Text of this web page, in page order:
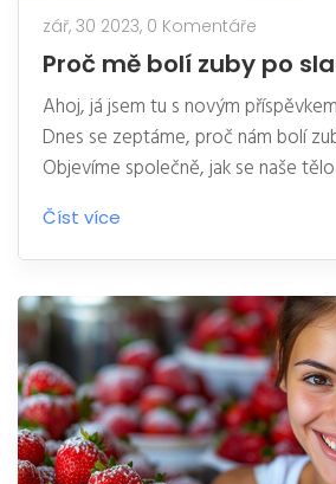
zář, 30 2023, 0 Komentáře
Proč mě bolí zuby po
Ahoj, já jsem tu s novým
Dnes se zeptáme, proč nám bolí
Objevíme společně, jak se naše
sladkosti a jak můžeme předcházet
Poznejte s námi více o zdraví našich
pečovat. Nepropásněte tento
může pomoci vyřešit vaše
po konzumaci sladkého.
Číst více